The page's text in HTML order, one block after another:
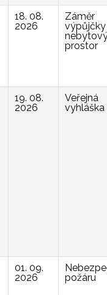
18. 08.
2026
Záměr
výpůjčky
prostor
19. 08.
2026
Veřejná
vyhláška
01. 09.
2026
požáru